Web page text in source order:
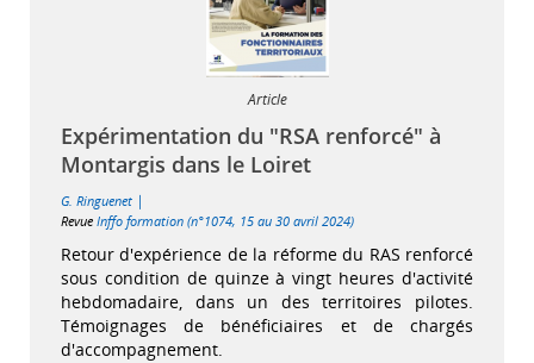
Article
Expérimentation du "RSA renforcé" à
Montargis dans le Loiret
G. Ringuenet |
Revue Inffo formation (n°1074, 15 au 30 avril 2024)
Retour d'expérience de la réforme du RAS renforcé
sous condition de quinze à vingt heures d'activité
hebdomadaire, dans un des territoires pilotes.
Témoignages de bénéficiaires et de chargés
d'accompagnement.